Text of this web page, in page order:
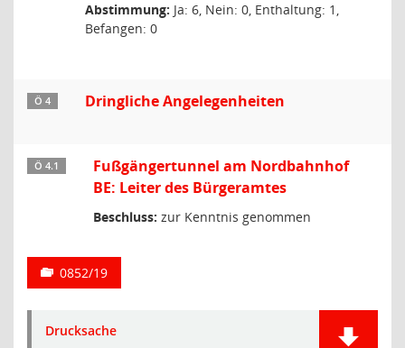
Abstimmung: Ja: 6, Nein: 0, Enthaltung: 1,
Befangen: 0
Ö 4 Dringliche Angelegenheiten
Ö 4.1
Fußgängertunnel am Nordbahnhof
BE: Leiter des Bürgeramtes
Beschluss: zur Kenntnis genommen
0852/19
Drucksache